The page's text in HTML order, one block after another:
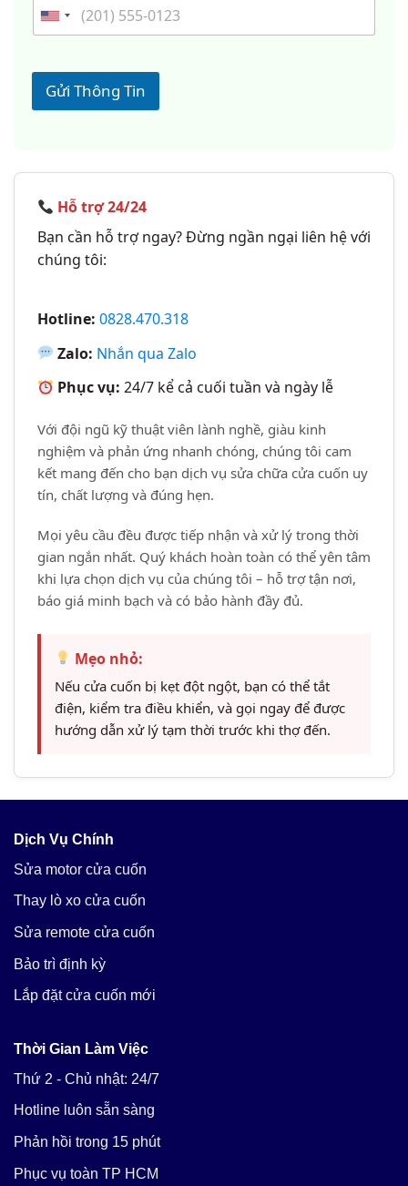
Gửi Thông Tin
Hỗ trợ 24/24
Bạn cần hỗ trợ ngay? Đừng ngần ngại liên hệ với
chúng tôi:
Hotline: 0828.470.318
Zalo: Nhắn qua Zalo
Phục vụ: 24/7 kể cả cuối tuần và ngày lễ
Với đội ngũ kỹ thuật viên lành nghề, giàu kinh
nghiệm và phản ứng nhanh chóng, chúng tôi cam
kết mang đến cho bạn dịch vụ sửa chữa cửa cuốn uy
tín, chất lượng và đúng hẹn.
Mọi yêu cầu đều được tiếp nhận và xử lý trong thời
gian ngắn nhất. Quý khách hoàn toàn có thể yên tâm
khi lựa chọn dịch vụ của chúng tôi – hỗ trợ tận nơi,
báo giá minh bạch và có bảo hành đầy đủ.
Mẹo nhỏ:
Nếu cửa cuốn bị kẹt đột ngột, bạn có thể tắt
điện, kiểm tra điều khiển, và gọi ngay để được
hướng dẫn xử lý tạm thời trước khi thợ đến.
Dịch Vụ Chính
Sửa motor cửa cuốn
Thay lò xo cửa cuốn
Sửa remote cửa cuốn
Bảo trì định kỳ
Lắp đặt cửa cuốn mới
Thời Gian Làm Việc
Thứ 2 - Chủ nhật: 24/7
Hotline luôn sẵn sàng
Phản hồi trong 15 phút
Phục vụ toàn TP HCM